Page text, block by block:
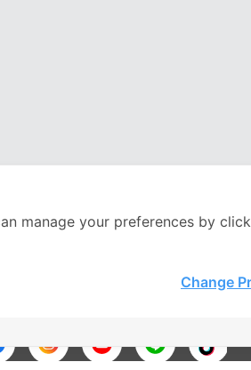
manage your preferences by
Change